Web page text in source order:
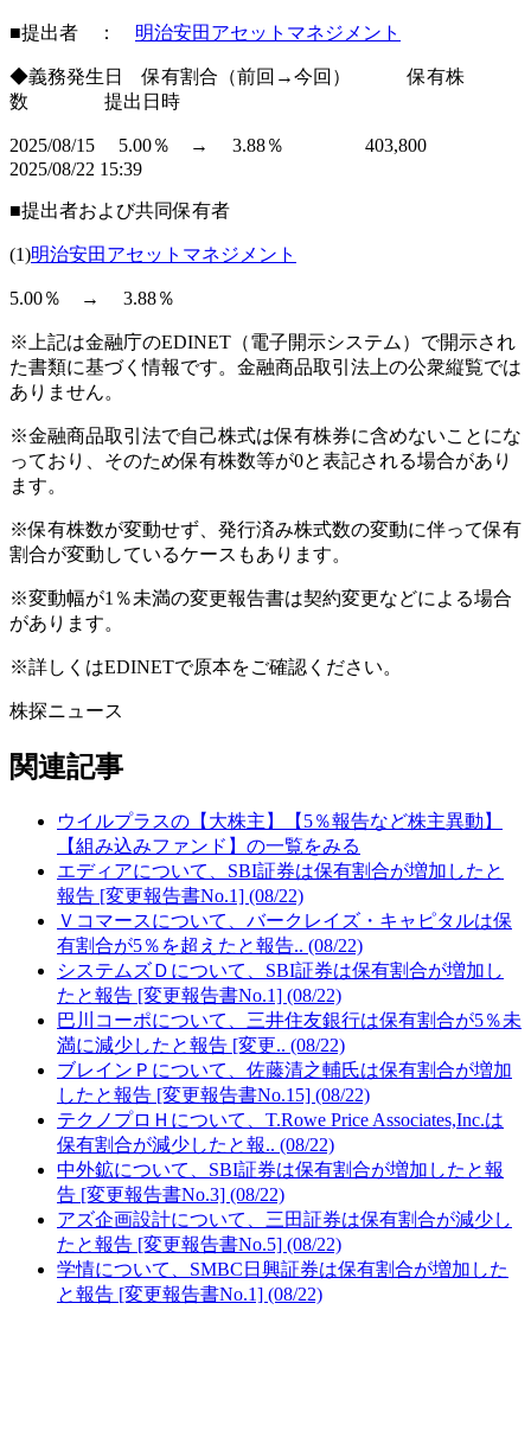
■提出者 ： 明治安田アセットマネジメント
◆義務発生日 保有割合（前回→今回） 保有株
数 提出日時
2025/08/15 5.00％ → 3.88％ 403,800
2025/08/22 15:39
■提出者および共同保有者
(1)明治安田アセットマネジメント
5.00％ → 3.88％
※上記は金融庁のEDINET（電子開示システム）で開示され
た書類に基づく情報です。金融商品取引法上の公衆縦覧では
ありません。
※金融商品取引法で自己株式は保有株券に含めないことにな
っており、そのため保有株数等が0と表記される場合があり
ます。
※保有株数が変動せず、発行済み株式数の変動に伴って保有
割合が変動しているケースもあります。
※変動幅が1％未満の変更報告書は契約変更などによる場合
があります。
※詳しくはEDINETで原本をご確認ください。
株探ニュース
関連記事
ウイルプラスの【大株主】【5％報告など株主異動】
【組み込みファンド】の一覧をみる
エディアについて、SBI証券は保有割合が増加したと
報告 [変更報告書No.1] (08/22)
Ｖコマースについて、バークレイズ・キャピタルは保
有割合が5％を超えたと報告.. (08/22)
システムズＤについて、SBI証券は保有割合が増加し
たと報告 [変更報告書No.1] (08/22)
巴川コーポについて、三井住友銀行は保有割合が5％未
満に減少したと報告 [変更.. (08/22)
ブレインＰについて、佐藤清之輔氏は保有割合が増加
したと報告 [変更報告書No.15] (08/22)
テクノプロＨについて、T.Rowe Price Associates,Inc.は
保有割合が減少したと報.. (08/22)
中外鉱について、SBI証券は保有割合が増加したと報
告 [変更報告書No.3] (08/22)
アズ企画設計について、三田証券は保有割合が減少し
たと報告 [変更報告書No.5] (08/22)
学情について、SMBC日興証券は保有割合が増加した
と報告 [変更報告書No.1] (08/22)